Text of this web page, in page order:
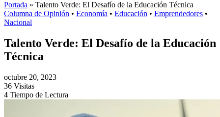
Portada » Talento Verde: El Desafío de la Educación Técnica
Columna de Opinión • Economía • Educación • Emprendedores •
Nacional
Talento Verde: El Desafío de la Educación
Técnica
octubre 20, 2023
36 Visitas
4 Tiempo de Lectura